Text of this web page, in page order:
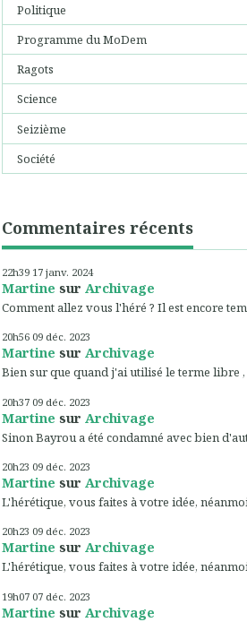
Politique
Programme du MoDem
Ragots
Science
Seizième
Société
Commentaires récents
22h39 17 janv. 2024
Martine sur Archivage
Comment allez vous l'héré ? Il est encore
20h56 09 déc. 2023
Martine sur Archivage
Bien sur que quand j'ai utilisé le terme libre ,
20h37 09 déc. 2023
Martine sur Archivage
Sinon Bayrou a été condamné avec bien
20h23 09 déc. 2023
Martine sur Archivage
L'hérétique, vous faites à votre idée,
20h23 09 déc. 2023
Martine sur Archivage
L'hérétique, vous faites à votre idée,
19h07 07 déc. 2023
Martine sur Archivage